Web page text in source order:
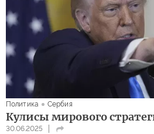
Политика Сербия
Кулисы мирового
30.06.2025